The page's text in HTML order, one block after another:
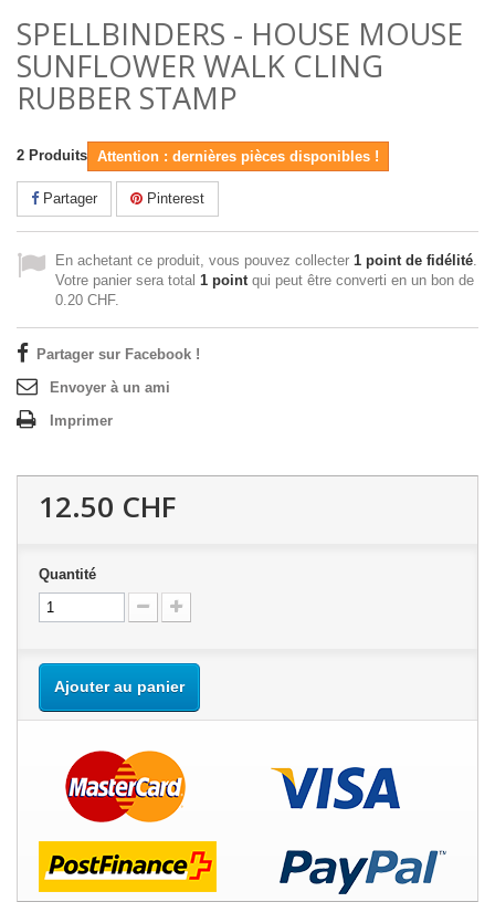
SPELLBINDERS - HOUSE MOUSE
SUNFLOWER WALK CLING
RUBBER STAMP
2 Produits Attention : dernières pièces disponibles !
Partager Pinterest
En achetant ce produit, vous pouvez collecter 1 point de fidélité.
Votre panier sera total 1 pointqui peut être converti en un bon de
0.20 CHF.
Partager sur Facebook !
Envoyer à un ami
Imprimer
12.50 CHF
Quantité
Ajouter au panier